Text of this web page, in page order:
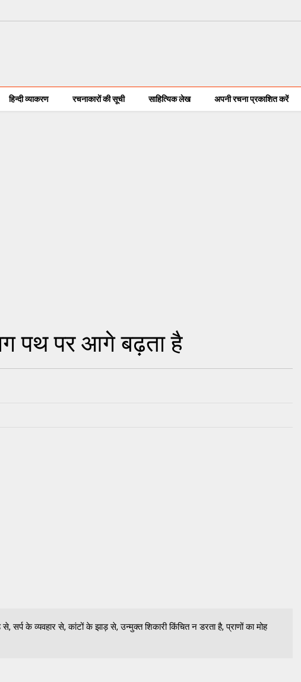
हिन्दी व्याकरण रचनाकारों की सूची साहित्यिक लेख अपनी रचना प्रकाशित करें
पथ पर आगे बढ़ता है
सर्प के व्यवहार से, कांटों के झाड़ से, उन्मुक्त शिकारी किंचित न डरता है, प्राणों का मोह